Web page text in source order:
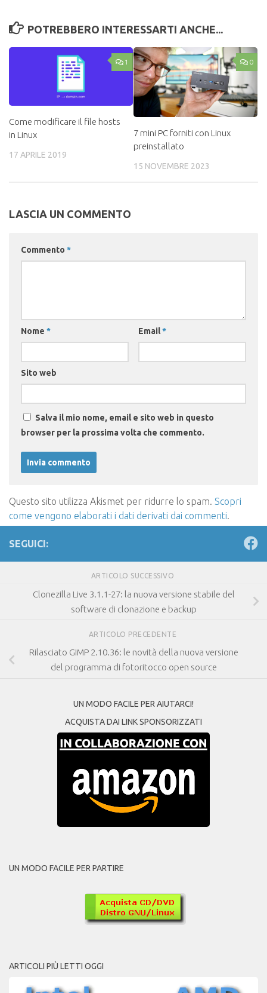
POTREBBERO INTERESSARTI ANCHE...
1
Come modificare il file hosts
in Linux
17 APRILE 2019
0
7 mini PC forniti con Linux
preinstallato
15 NOVEMBRE 2023
LASCIA UN COMMENTO
Commento *
Nome * Email*
Sito web
Salva il mio nome, email e sito web in questo
browser per la prossima volta che commento.
Questo sito utilizza Akismet per ridurre lo spam. Scopri
come vengono elaborati i dati derivati dai commenti.
SEGUICI:
ARTICOLO SUCCESSIVO
Clonezilla Live 3.1.1-27: la nuova versione stabile del
software di clonazione e backup
ARTICOLO PRECEDENTE
Rilasciato GIMP 2.10.36: le novità della nuova versione
del programma di fotoritocco open source
UN MODO FACILE PER AIUTARCI!
ACQUISTA DAI LINK SPONSORIZZATI
UN MODO FACILE PER PARTIRE
ARTICOLI PIÙ LETTI OGGI